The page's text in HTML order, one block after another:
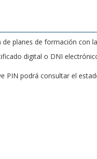
planes de formación con
digital o DNI
PIN podrá consultar el